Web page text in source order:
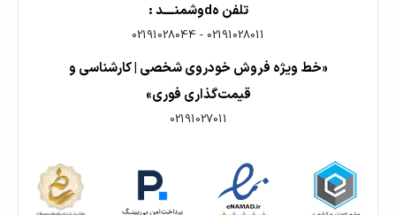
تلفن هdوشمنــــد :
02191028011
-
02191028044
«خط ویژه فروش خودروی شخصی | کارشناسی و
قیمت‌گذاری فوری»
02191027011